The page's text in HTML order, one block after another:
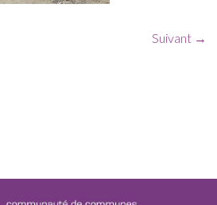
Suivant →